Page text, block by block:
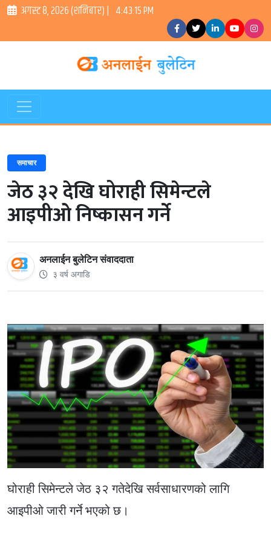
अगस्ट ८, २०२६ (शनिबार) | 4:43:15 PM
समाचार
जेठ ३२ देखि घोराही सिमेन्टले
आइपीओ निष्कासन गर्ने
अनलाईन बुलेटिन संवाददाता
३ वर्ष अगाडि
घोराही सिमेन्टले जेठ ३२ गतेदेखि सर्वसाधारणको लागि
आइपीओ जारी गर्ने भएको छ।